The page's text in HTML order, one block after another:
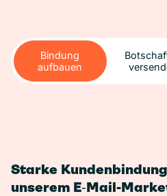
Bindung
aufbauen
Starke
unserem E‑Mail-